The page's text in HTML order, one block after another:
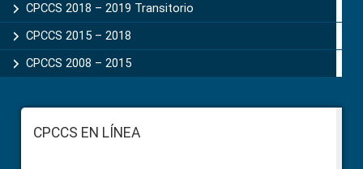
CPCCS 2018 – 2019 Transitorio
CPCCS 2015 – 2018
CPCCS 2008 – 2015
FooterCPCCS EN LÍNEA